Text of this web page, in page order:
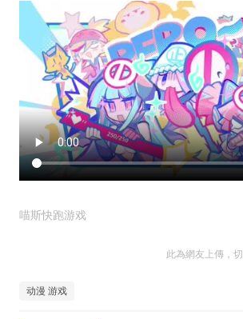
喵斯快跑游戏
此為網友上傳，
动漫 游戏